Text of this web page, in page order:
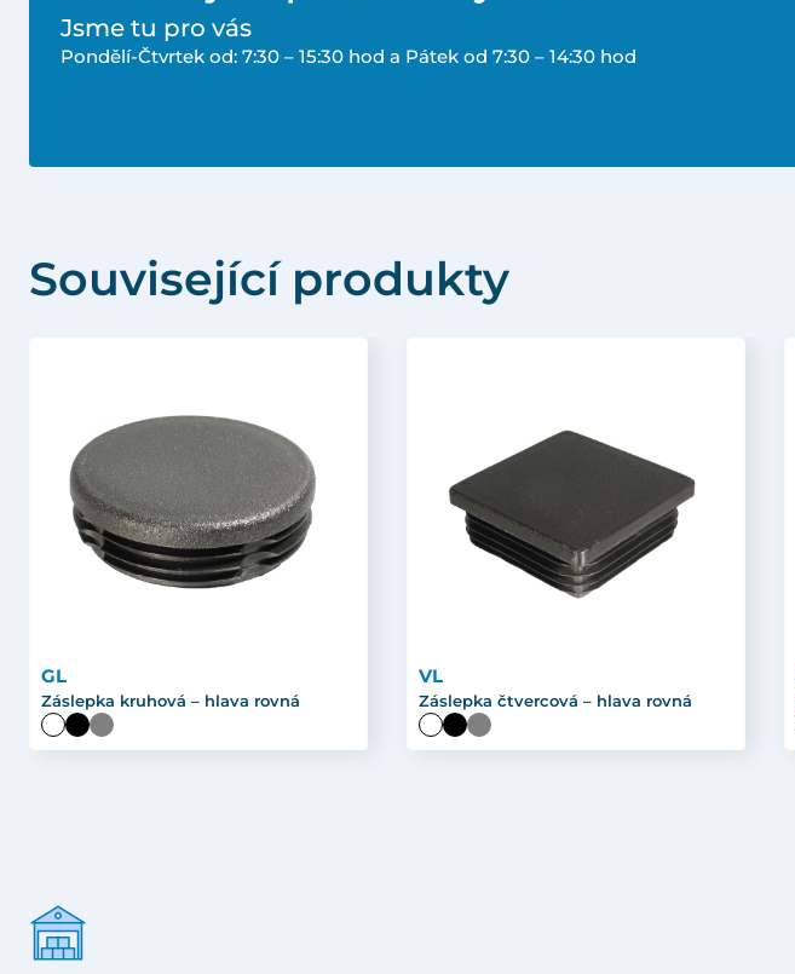
Jsme tu pro vás
Pondělí-Čtvrtek od: 7:30 – 15:30 hod a Pátek od 7:30 – 14:30 hod
Související produkty
GL
Záslepka kruhová – hlava rovná
VL
Záslepka čtvercová – hlava rovná